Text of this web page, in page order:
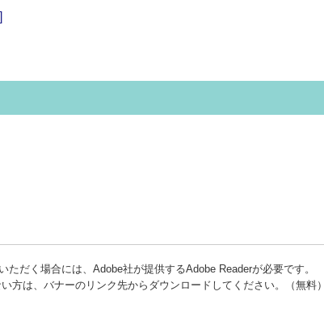
ただく場合には、Adobe社が提供するAdobe Readerが必要です。
方は、バナーのリンク先からダウンロードしてください。（無料）